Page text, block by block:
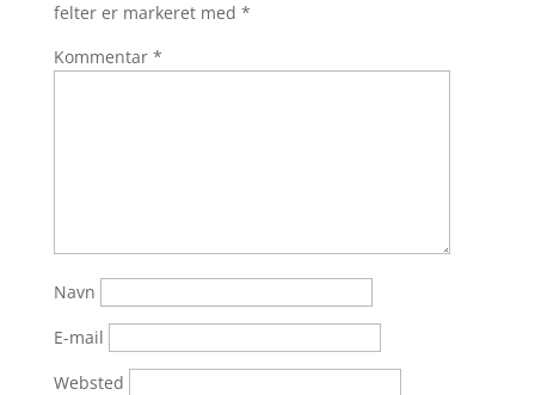
felter er markeret med *
Kommentar *
Navn
E-mail
Websted